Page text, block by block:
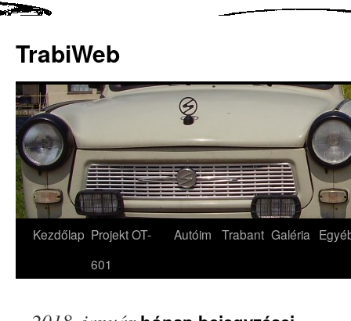
TrabiWeb
Kezdőlap Projekt OT-
601
Autóim Trabant Galéria